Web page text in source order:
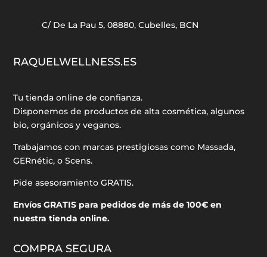
C/ De La Pau 5, 08880, Cubelles, BCN
RAQUELWELLNESS.ES
Tu tienda online de confianza.
Disponemos de productos de alta cosmética, algunos
bio, orgánicos y veganos.
Trabajamos con marcas prestigiosas como Massada,
GERnétic, o Scens.
Pide asesoramiento GRATIS.
Envíos GRATIS para pedidos de más de 100€ en
nuestra tienda online.
COMPRA SEGURA